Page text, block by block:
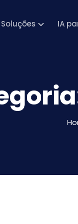
Soluções IA